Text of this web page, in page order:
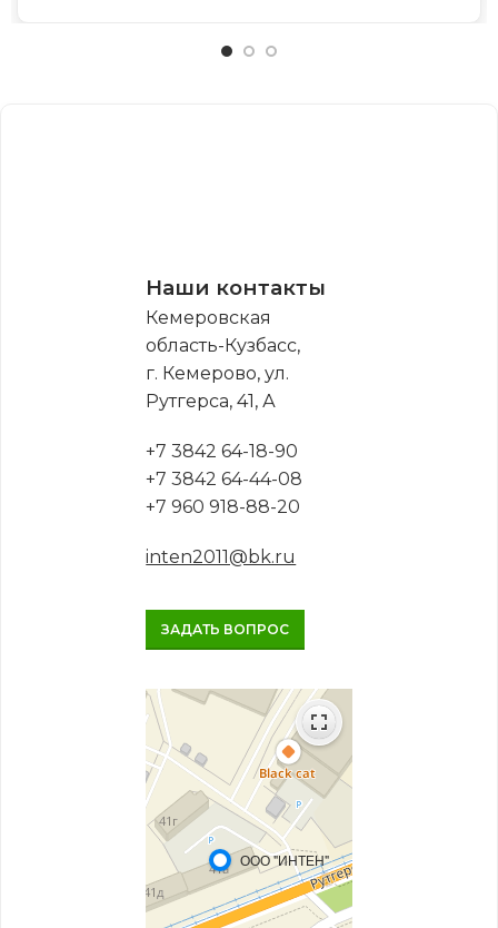
Наши контакты
Кемеровская
область-Кузбасс,
г. Кемерово, ул.
Рутгерса, 41, А
+7 3842 64-18-90
+7 3842 64-44-08
+7 960 918-88-20
inten2011@bk.ru
ЗАДАТЬ ВОПРОС